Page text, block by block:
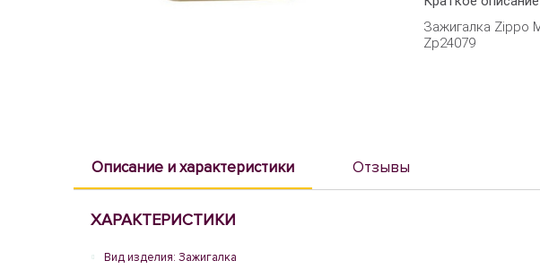
Зажигалка Zippo
Zp24079
Описание и характеристики Отзывы
ХАРАКТЕРИСТИКИ
Вид изделия: Зажигалка